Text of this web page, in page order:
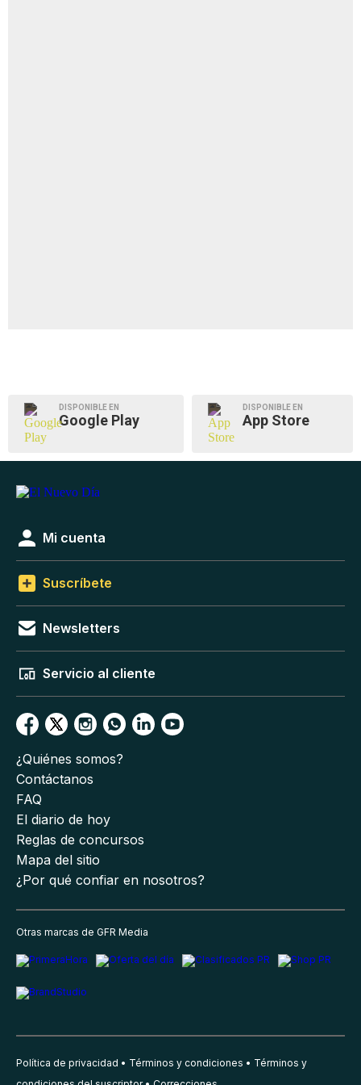
DISPONIBLE EN
Google Play
DISPONIBLE EN
App Store
Mi cuenta
Suscríbete
Newsletters
Servicio al cliente
¿Quiénes somos?
Contáctanos
FAQ
El diario de hoy
Reglas de concursos
Mapa del sitio
¿Por qué confiar en nosotros?
Otras marcas de GFR Media
Política de privacidad Términos y condiciones
Términos y